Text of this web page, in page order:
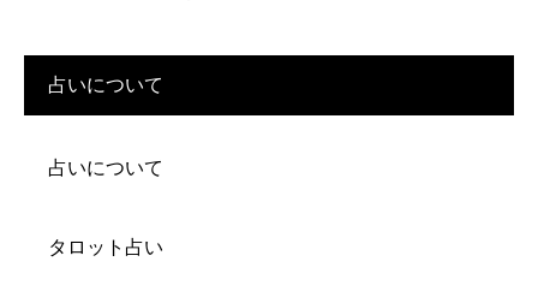
占いについて
占いについて
タロット占い